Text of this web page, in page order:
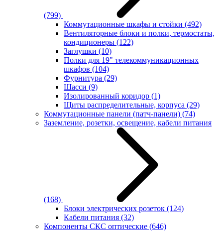
(799)
Коммутационные шкафы и стойки (492)
Вентиляторные блоки и полки, термостаты,
кондиционеры (122)
Заглушки (10)
Полки для 19" телекоммуникационных
шкафов (104)
Фурнитура (29)
Шасси (9)
Изолированный коридор (1)
Щиты распределительные, корпуса (29)
Коммутационные панели (патч-панели) (74)
Заземление, розетки, освещение, кабели питания
(168)
Блоки электрических розеток (124)
Кабели питания (32)
Компоненты СКС оптические (646)